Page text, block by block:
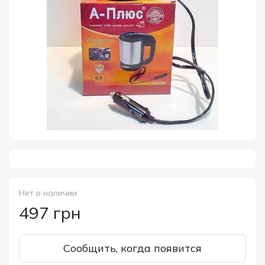
Нет в наличии
497 грн
Сообщить, когда появится